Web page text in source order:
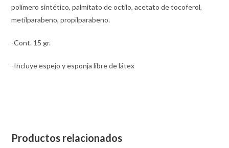
polímero sintético, palmitato de octilo, acetato de tocoferol,
metilparabeno, propilparabeno.
-Cont. 15 gr.
-Incluye espejo y esponja libre de látex
Productos relacionados